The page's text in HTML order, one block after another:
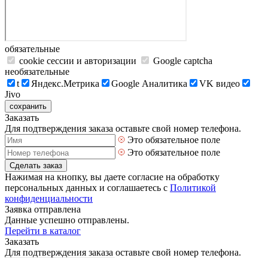
обязательные
cookie сессии и авторизации
Google captcha
необязательные
t
Яндекс.Метрика Google Аналитика
VK видео
Jivo
сохранить
Заказать
Для подтверждения заказа оставьте свой номер телефона.
Это обязательное поле
Это обязательное поле
Сделать заказ
Нажимая на кнопку, вы даете согласие на обработку
персональных данных и соглашаетесь с Политикой
конфиденциальности
Заявка отправлена
Данные успешно отправлены.
Перейти в каталог
Заказать
Для подтверждения заказа оставьте свой номер телефона.